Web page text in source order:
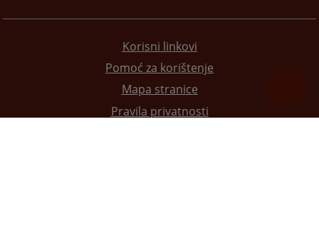
Korisni linkovi
Pomoć za korištenje
Mapa stranice
Pravila privatnosti